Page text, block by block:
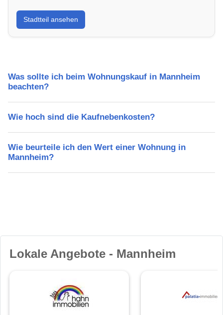
Erfahre mehr über deinen Stadtteil in Mannheim:
Lebensqualität, Verkehrsanbindung, Schulen,
Freizeitmöglichkeiten und Mietpreise.
Stadtteil ansehen
Was sollte ich beim Wohnungskauf in Mannheim
beachten?
Wie hoch sind die Kaufnebenkosten?
Wie beurteile ich den Wert einer Wohnung in
Mannheim?
Lokale Angebote - Mannheim